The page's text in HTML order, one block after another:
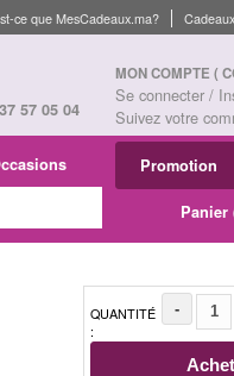
ce que MesCadeaux.ma?
57 05 04
MON COMPTE (
Se connecter /
Suivez votre
Promotion
Panier
QUANTITÉ
:
-